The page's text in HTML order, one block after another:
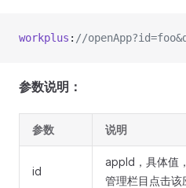
workplus : //
参数说明：
参数 说明
id
appId，具体值
管理栏目点击该